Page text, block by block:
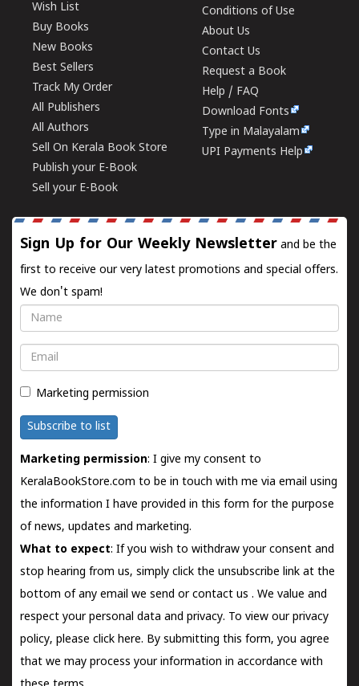
Wish List
Buy Books
New Books
Best Sellers
Track My Order
All Publishers
All Authors
Sell On Kerala Book Store
Publish your E-Book
Sell your E-Book
Conditions of Use
About Us
Contact Us
Request a Book
Help / FAQ
Download Fonts
Type in Malayalam
UPI Payments Help
Sign Up for Our Weekly Newsletter and be the
first to receive our very latest promotions and special offers.
We don't spam!
Name
Email
Marketing permission
Subscribe to list
Marketing permission: I give my consent to
KeralaBookStore.com to be in touch with me via email using
the information I have provided in this form for the purpose
of news, updates and marketing.
What to expect: If you wish to withdraw your consent and
stop hearing from us, simply click the unsubscribe link at the
bottom of any email we send orcontact us . We value and
respect your personal data and privacy. To view our privacy
policy, please click here. By submitting this form, you agree
that we may process your information in accordance with